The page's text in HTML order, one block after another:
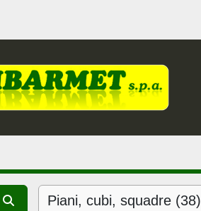
Piani, cubi, squadre (38)